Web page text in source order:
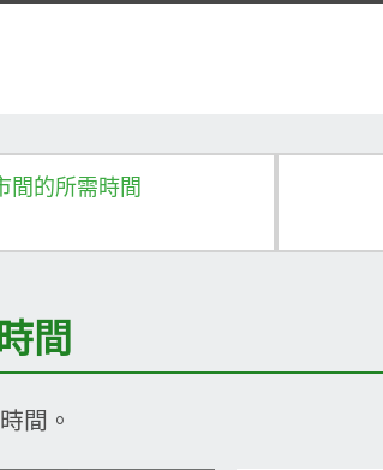
間的所需時間
間
間。